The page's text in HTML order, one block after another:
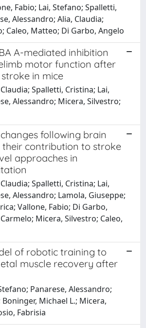
Fabio; Lai, Stefano; Spalletti,
Alessandro; Alia, Claudia;
Caleo, Matteo; Di Garbo, Angelo
A-mediated inhibition
motor function after
in mice
Spalletti, Cristina; Lai,
Alessandro; Micera, Silvestro;
following brain
their contribution to stroke
approaches in
Spalletti, Cristina; Lai,
Alessandro; Lamola, Giuseppe;
Vallone, Fabio; Di Garbo,
Micera, Silvestro; Caleo,
of robotic training to
muscle recovery after
Panarese, Alessandro;
Boninger, Michael L.; Micera,
Fabrisia